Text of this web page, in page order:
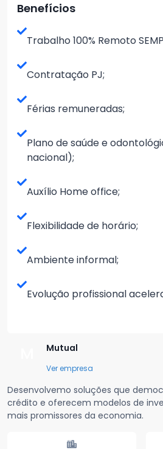
Benefícios
Trabalho 100% Remoto
Contratação PJ;
Férias remuneradas;
Plano de saúde e
nacional);
Auxílio Home office;
Flexibilidade de horário;
Ambiente informal;
Evolução profissional
Mutual
Ver empresa
Desenvolvemo soluções que
crédito e oferecem modelos de
mais promissores da economia.